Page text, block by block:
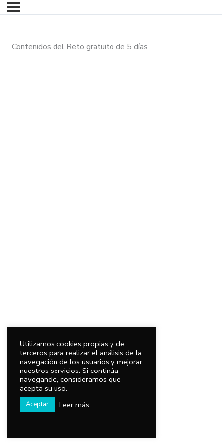
Contenidos del Reto gratuito de 5 días
Utilizamos cookies propias y de
terceros para realizar el análisis de la
navegación de los usuarios y mejorar
nuestros servicios. Si continúa
navegando, consideramos que
acepta su uso.
Aceptar Leer más